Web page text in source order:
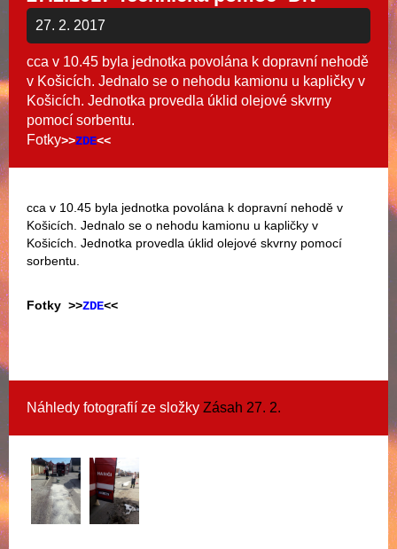
27. 2. 2017
cca v 10.45 byla jednotka povolána k dopravní nehodě
v Košicích. Jednalo se o nehodu kamionu u kapličky v
Košicích. Jednotka provedla úklid olejové skvrny
pomocí sorbentu.
Fotky>>ZDE<<
cca v 10.45 byla jednotka povolána k dopravní nehodě v
Košicích. Jednalo se o nehodu kamionu u kapličky v
Košicích. Jednotka provedla úklid olejové skvrny pomocí
sorbentu.
Fotky >>ZDE<<
Náhledy fotografií ze složky Zásah 27. 2.